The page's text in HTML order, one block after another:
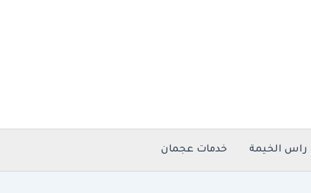
راس الخيمة خدمات عجمان